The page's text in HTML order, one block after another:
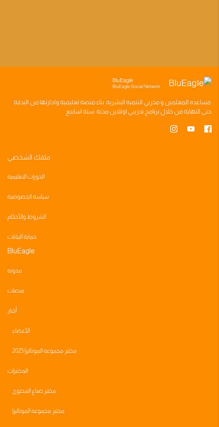
BluEagle
BluEagle Social Network
مساعده المعلمين ومدربي التنميه البشريه بناءمنصه تعليميه وادارتها من البدايه
حتى النهايه من خلال برنامج تدريبي اونلاين مدته سته اسابيع
ملفك الشخصي
الدورات التعليمية
سياسة الخصوصية
الشروط والأحكام
حماية البيانات
BluEagle
مدونه
منصات
أخبار
الأعضاء
مختبر مجموعه الموناليزا 2025
المختبرات
مختبر صناع المحتوى
مختبر مجموعه الموناليزا